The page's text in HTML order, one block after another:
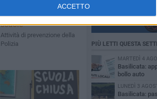
ACCETTO
Controlli con cani
antidroga vicino a
scuole
Attività di prevenzione della
Polizia
PIÙ LETTI QUESTA
MARTEDÌ 4
Basilicata:
bollo auto
LUNEDÌ 3
Basilicata: